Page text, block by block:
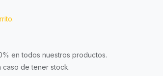
en todos nuestros productos.
caso de tener stock.